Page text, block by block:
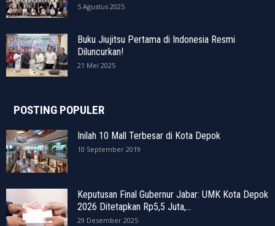
5 Agustus 2025
Buku Jiujitsu Pertama di Indonesia Resmi
Diluncurkan!
21 Mei 2025
POSTING POPULER
Inilah 10 Mall Terbesar di Kota Depok
10 September 2019
Keputusan Final Gubernur Jabar: UMK Kota Depok
2026 Ditetapkan Rp5,5 Juta,...
29 Desember 2025